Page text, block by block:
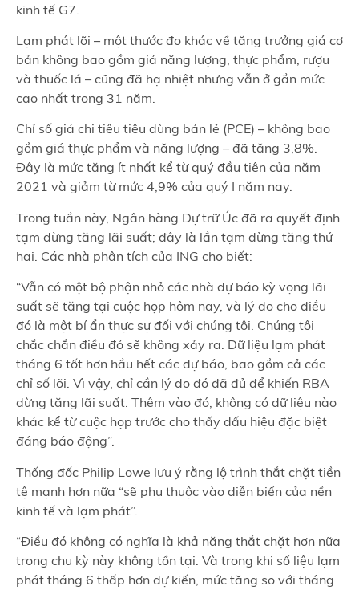
kinh tế G7.
Lạm phát lõi – một thước đo khác về tăng trưởng giá cơ
bản không bao gồm giá năng lượng, thực phẩm, rượu
và thuốc lá – cũng đã hạ nhiệt nhưng vẫn ở gần mức
cao nhất trong 31 năm.
Chỉ số giá chi tiêu tiêu dùng bán lẻ (PCE) – không bao
gồm giá thực phẩm và năng lượng – đã tăng 3,8%.
Đây là mức tăng ít nhất kể từ quý đầu tiên của năm
2021 và giảm từ mức 4,9% của quý I năm nay.
Trong tuần này, Ngân hàng Dự trữ Úc đã ra quyết định
tạm dừng tăng lãi suất; đây là lần tạm dừng tăng thứ
hai. Các nhà phân tích của ING cho biết:
“Vẫn có một bộ phận nhỏ các nhà dự báo kỳ vọng lãi
suất sẽ tăng tại cuộc họp hôm nay, và lý do cho điều
đó là một bí ẩn thực sự đối với chúng tôi. Chúng tôi
chắc chắn điều đó sẽ không xảy ra. Dữ liệu lạm phát
tháng 6 tốt hơn hầu hết các dự báo, bao gồm cả các
chỉ số lõi. Vì vậy, chỉ cần lý do đó đã đủ để khiến RBA
dừng tăng lãi suất. Thêm vào đó, không có dữ liệu nào
khác kể từ cuộc họp trước cho thấy dấu hiệu đặc biệt
đáng báo động”.
Thống đốc Philip Lowe lưu ý rằng lộ trình thắt chặt tiền
tệ mạnh hơn nữa “sẽ phụ thuộc vào diễn biến của nền
kinh tế và lạm phát”.
“Điều đó không có nghĩa là khả năng thắt chặt hơn nữa
trong chu kỳ này không tồn tại. Và trong khi số liệu lạm
phát tháng 6 thấp hơn dự kiến, mức tăng so với tháng